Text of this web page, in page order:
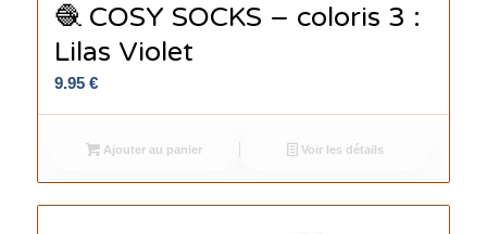
🧶 COSY SOCKS – coloris 3 :
Lilas Violet
9.95 €
Ajouter au panier Voir les détails